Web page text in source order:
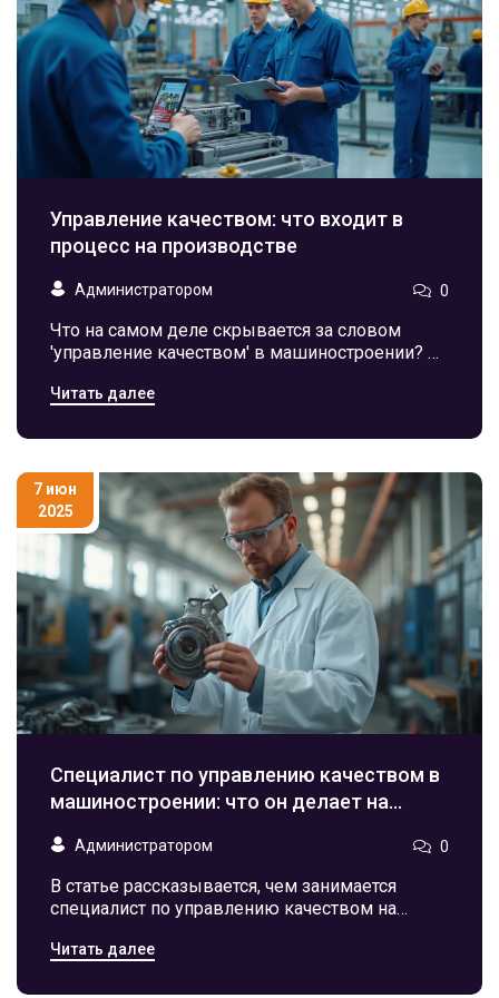
утонуть в бумажках, но при этом сделать
работу так, чтобы начальство была довольно.
Управление качеством: что входит в
процесс на производстве
Администратором 0
Что на самом деле скрывается за словом
'управление качеством' в машиностроении? В
элементы системы управления качеством, как
регулярного контроля выпускать хороший
нужны стандарты, как они внедряются, и какие
инструменты реально работают. Сравним
подходы и разглядываем, что мешает и что
помогает достигать нужного уровня качества.
Читать далее
7 июн
2025
Специалист по управлению качеством в
машиностроении: что он делает на
Администратором 0
В статье рассказывается, чем занимается
специалист по управлению качеством на
Разбираемся, как устроен обычный рабочий
Читать далее